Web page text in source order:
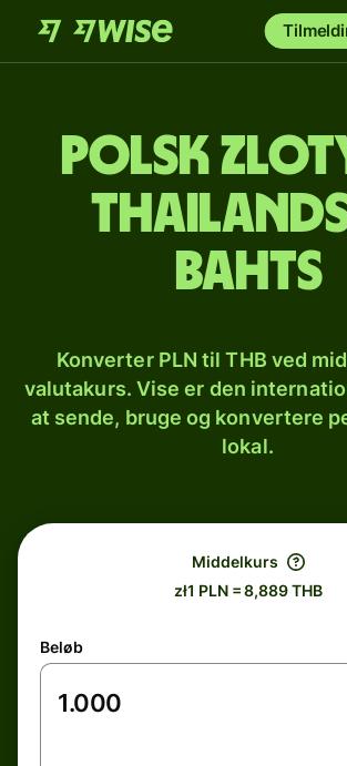
Polsk
bahts
Konverter PLN til THB ved
valutakurs. Vise er den
at sende, bruge og konvertere
lokal.
Middelkurs
zł1 PLN = 8,889 THB
Beløb